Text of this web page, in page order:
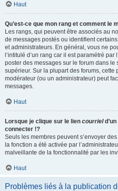
Haut
Qu’est-ce que mon rang et comment le
Les rangs, qui peuvent être associés au
de messages postés ou identifient
et administrateurs. En général, vous ne
l’intitulé d’un rang car il est paramétré par
poster des messages sur le forum dans le
supérieur. Sur la plupart des forums, cette
modérateur (ou un administrateur) peut
messages.
Haut
Lorsque je clique sur le lien courriel
connecter !?
Seuls les membres peuvent s’envoyer
la fonction a été activée par
malveillante de la fonctionnalité par les
Haut
Problèmes liés à la publication